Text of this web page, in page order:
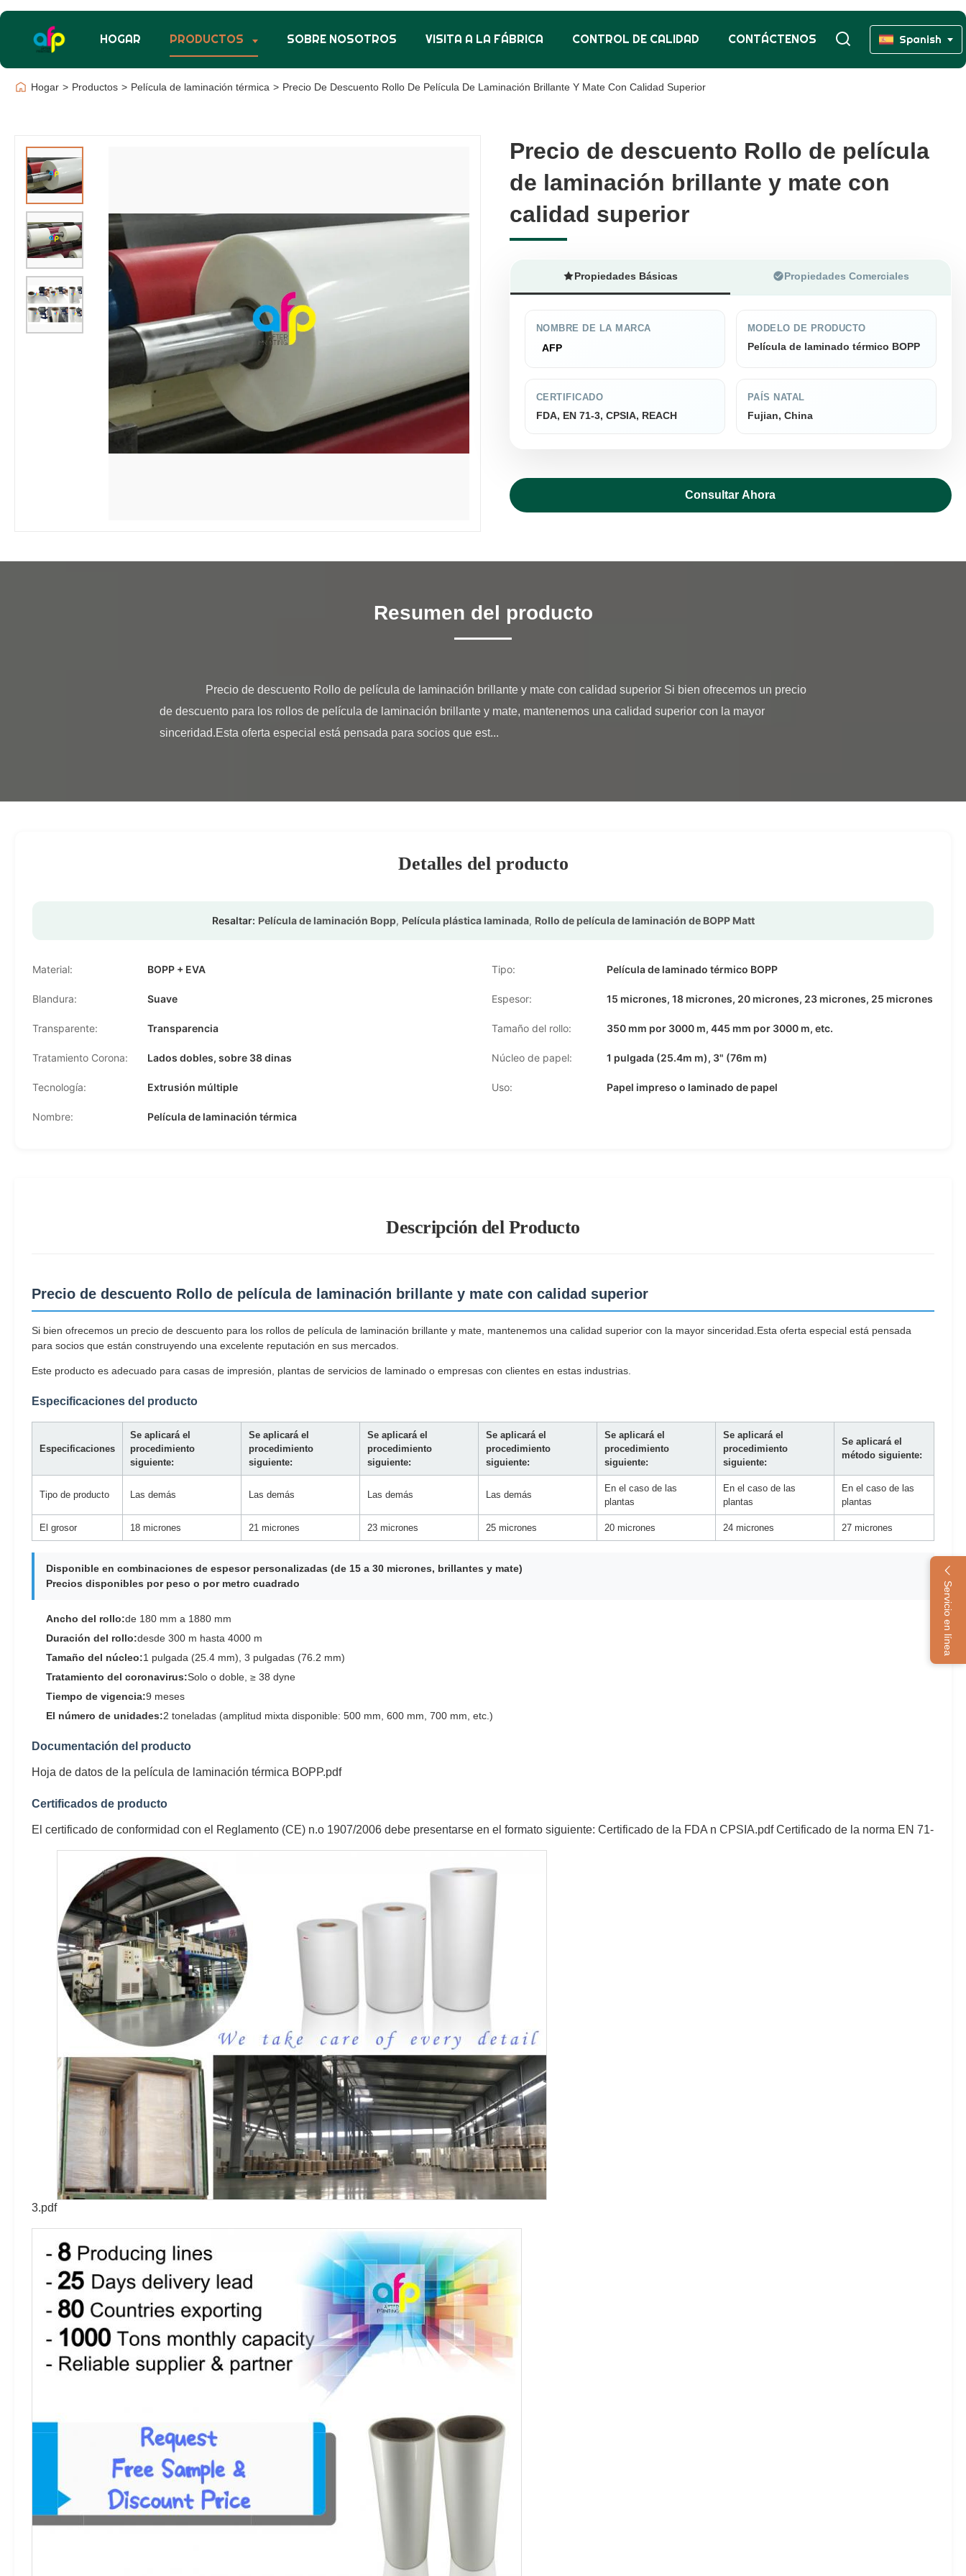
HOGAR PRODUCTOS SOBRE NOSOTROS VISITA A LA FÁBRICA CONTROL DE CALIDAD CONTÁCTENOS Spanish
Servicio en línea
Hogar > Productos > Película de laminación térmica > Precio De Descuento Rollo De Película De Laminación Brillante Y Mate Con Calidad Superior
Precio de descuento Rollo de película
de laminación brillante y mate con
calidad superior
Precio de descuento Rollo de película
de laminación brillante y mate con
calidad superior
Propiedades Básicas Propiedades Comerciales
NOMBRE DE LA MARCA
AFP
MODELO DE PRODUCTO
Película de laminado térmico BOPP
CERTIFICADO
FDA, EN 71-3, CPSIA, REACH
PAÍS NATAL
Fujian, China
Consultar Ahora
Resumen del producto
de descuento para los rollos de película de laminación brillante y mate, mantenemos una calidad superior con la mayor
sinceridad.Esta oferta especial está pensada para socios que est...
Detalles del producto
Resaltar: Película de laminación Bopp, Película plástica laminada, Rollo de película de laminación de BOPP Matt
Material: BOPP + EVA Tipo: Película de laminado térmico BOPP
Blandura: Suave Espesor: 15 micrones, 18 micrones, 20 micrones, 23 micrones, 25 micrones
Transparente: Transparencia Tamaño del rollo: 350 mm por 3000 m, 445 mm por 3000 m, etc.
Tratamiento Corona: Lados dobles, sobre 38 dinas Núcleo de papel: 1 pulgada (25.4m m), 3" (76m m)
Tecnología: Extrusión múltiple Uso: Papel impreso o laminado de papel
Nombre: Película de laminación térmica
Descripción del Producto
Precio de descuento Rollo de película de laminación brillante y mate con calidad superior
Si bien ofrecemos un precio de descuento para los rollos de película de laminación brillante y mate, mantenemos una calidad superior con la mayor sinceridad.Esta oferta especial está pensada
para socios que están construyendo una excelente reputación en sus mercados.
Este producto es adecuado para casas de impresión, plantas de servicios de laminado o empresas con clientes en estas industrias.
Especificaciones del producto
Especificaciones
Se aplicará el
procedimiento
siguiente:
Se aplicará el
procedimiento
siguiente:
Se aplicará el
procedimiento
siguiente:
Se aplicará el
procedimiento
siguiente:
Se aplicará el
procedimiento
siguiente:
Se aplicará el
procedimiento
siguiente:
Se aplicará el
método siguiente:
Tipo de producto Las demás Las demás Las demás Las demás
En el caso de las
plantas
En el caso de las
plantas
En el caso de las
plantas
El grosor 18 micrones 21 micrones 23 micrones 25 micrones 20 micrones 24 micrones 27 micrones
Disponible en combinaciones de espesor personalizadas (de 15 a 30 micrones, brillantes y mate)
Precios disponibles por peso o por metro cuadrado
Ancho del rollo:de 180 mm a 1880 mm
Duración del rollo:desde 300 m hasta 4000 m
Tamaño del núcleo:1 pulgada (25.4 mm), 3 pulgadas (76.2 mm)
Tratamiento del coronavirus:Solo o doble, ≥ 38 dyne
Tiempo de vigencia:9 meses
El número de unidades:2 toneladas (amplitud mixta disponible: 500 mm, 600 mm, 700 mm, etc.)
Documentación del producto
Hoja de datos de la película de laminación térmica BOPP.pdf
Certificados de producto
El certificado de conformidad con el Reglamento (CE) n.o 1907/2006 debe presentarse en el formato siguiente: Certificado de la FDA n CPSIA.pdf Certificado de la norma EN 71-
3.pdf